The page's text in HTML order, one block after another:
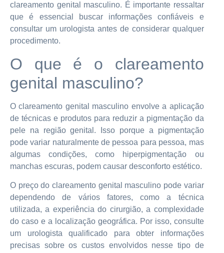
clareamento genital masculino. É importante ressaltar
que é essencial buscar informações confiáveis e
consultar um urologista antes de considerar qualquer
procedimento.
O que é o clareamento
genital masculino?
O clareamento genital masculino envolve a aplicação
de técnicas e produtos para reduzir a pigmentação da
pele na região genital. Isso porque a pigmentação
pode variar naturalmente de pessoa para pessoa, mas
algumas condições, como hiperpigmentação ou
manchas escuras, podem causar desconforto estético.
O preço do clareamento genital masculino pode variar
dependendo de vários fatores, como a técnica
utilizada, a experiência do cirurgião, a complexidade
do caso e a localização geográfica. Por isso, consulte
um urologista qualificado para obter informações
precisas sobre os custos envolvidos nesse tipo de